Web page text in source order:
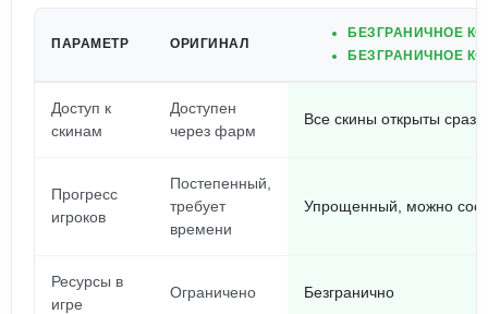
ПАРАМЕТР ОРИГИНАЛ
БЕЗГРАНИЧНОЕ
БЕЗГРАНИЧНОЕ
Доступ к
скинам
Доступен
через фарм
Все скины открыты сразу
Прогресс
игроков
Постепенный,
требует
времени
Упрощенный, можно
Ресурсы в
игре
Ограничено Безгранично